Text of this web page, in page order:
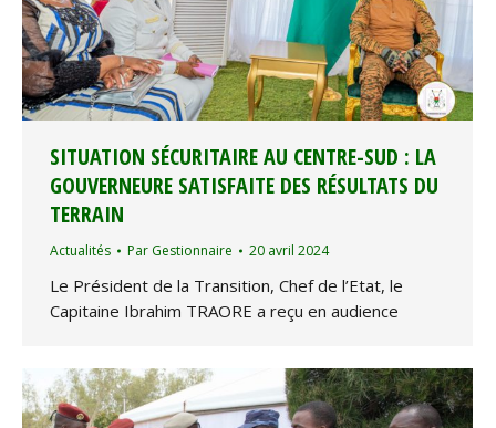
SITUATION SÉCURITAIRE AU CENTRE-SUD : LA
GOUVERNEURE SATISFAITE DES RÉSULTATS DU
TERRAIN
Actualités Par Gestionnaire 20 avril 2024
Le Président de la Transition, Chef de l’Etat, le
Capitaine Ibrahim TRAORE a reçu en audience